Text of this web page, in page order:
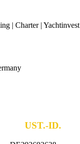
| Charter | Yachtinvest
ID.